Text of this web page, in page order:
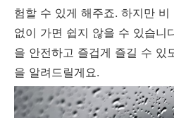
험할 수 있게 해주죠. 하지만
없이 가면 쉽지 않을 수 있습니
을 안전하고 즐겁게 즐길 수 있
을 알려드릴게요.